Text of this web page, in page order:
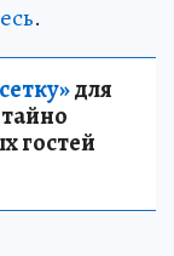
.
для
гостей